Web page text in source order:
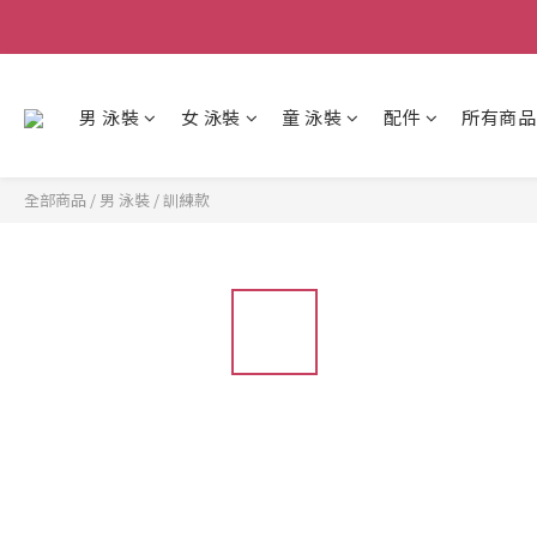
男 泳裝 女 泳裝 童 泳裝 配件 所有商品
全部商品 / 男 泳裝 /訓練款